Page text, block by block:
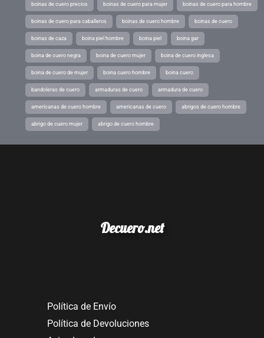
boinas de cuero precios boinas de cuero para mujer boinas de cuero para hombre
boinas de cuero para caballeros boinas de cuero hombre boinas de cuero
boinas de caza boina piel hombre boina piel boina gar
boina de cuero negra boina de cuero mujer boina de cuero inglesa
boina de cuero de mujer boina cuero hombre boina cuero
bandoleras de cuero armaduras de cuero armadura de cuero
americanas de cuero hombre americanas de cuero abrigos de cuero hombre
abrigo de cuero mujer abrigo de cuero hombre
Decuero.net
Política de Envío
Política de Devoluciones